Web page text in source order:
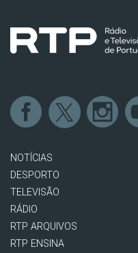
NOTÍCIAS
DESPORTO
TELEVISÃO
RÁDIO
RTP ARQUIVOS
RTP ENSINA